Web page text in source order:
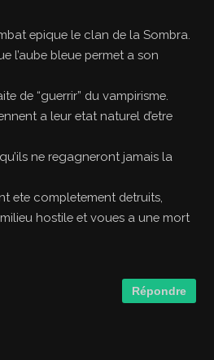
epique le clan de la Sombra.
l’aube bleue permet a son
de “guerrir” du vampirisme.
a leur etat naturel d’etre
ne regagneront jamais la
ete completement detruits,
hostile et voues a une mort
Répondre